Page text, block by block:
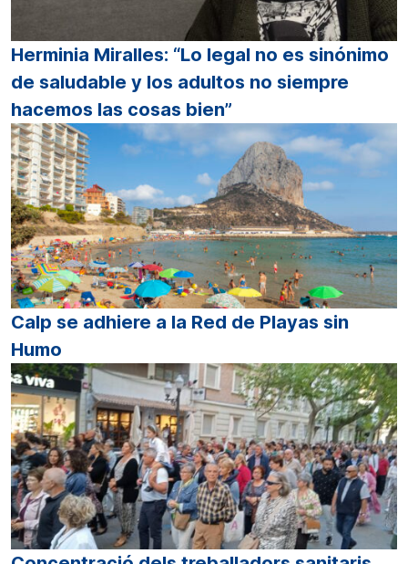
Herminia Miralles: “Lo legal no es sinónimo
de saludable y los adultos no siempre
hacemos las cosas bien”
Calp se adhiere a la Red de Playas sin
Humo